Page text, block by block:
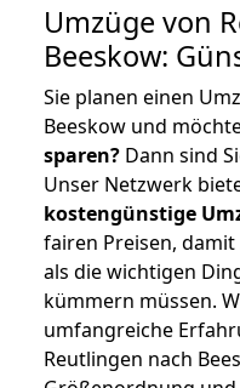
Umzüge von
Beeskow:
Sie planen einen
Beeskow und
sparen? Dann sind
Unser Netzwerk
kostengünstige
fairen Preisen,
als die wichtigen
kümmern müssen.
umfangreiche
Reutlingen nach